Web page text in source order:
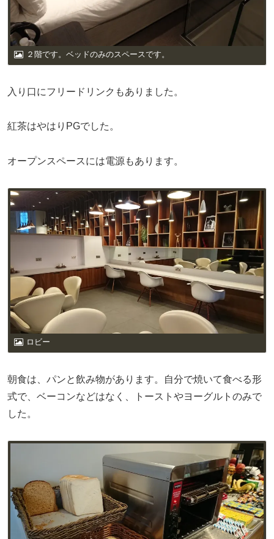
２階です。ベッドのみのスペースです。
入り口にフリードリンクもありました。
紅茶はやはりPGでした。
オープンスペースには電源もあります。
ロビー
朝食は、パンと飲み物があります。自分で焼いて食べる形
式で、ベーコンなどはなく、トーストやヨーグルトのみで
した。